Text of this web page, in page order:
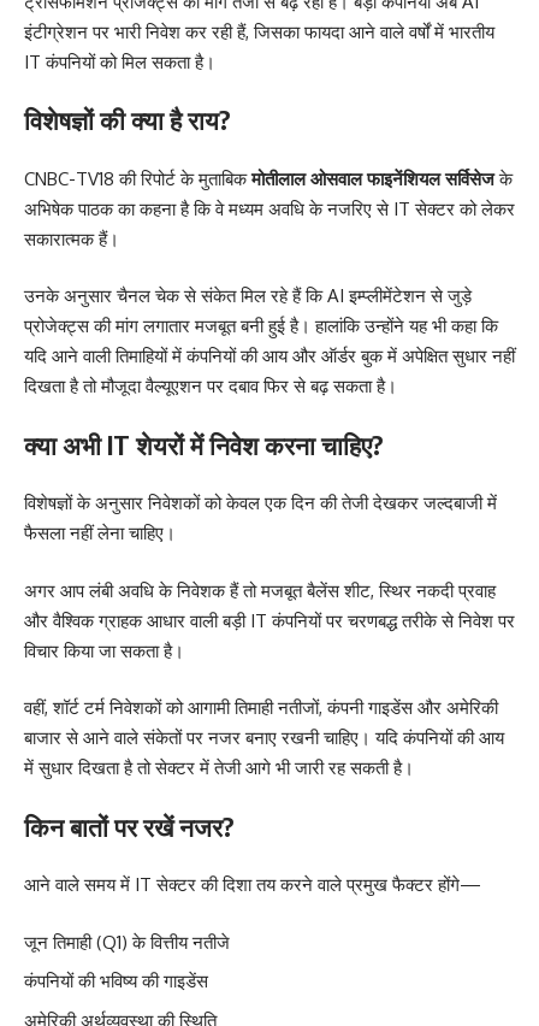
इंटीग्रेशन पर भारी निवेश कर रही हैं, जिसका फायदा आने वाले वर्षों में भारतीय
IT कंपनियों को मिल सकता है।
विशेषज्ञों की क्या है राय?
CNBC-TV18 की रिपोर्ट के मुताबिकमोतीलाल ओसवाल फाइनेंशियल सर्विसेजके
अभिषेक पाठक का कहना है कि वे मध्यम अवधि के नजरिए से IT सेक्टर को लेकर
सकारात्मक हैं।
उनके अनुसार चैनल चेक से संकेत मिल रहे हैं कि AI इम्प्लीमेंटेशन से जुड़े
प्रोजेक्ट्स की मांग लगातार मजबूत बनी हुई है। हालांकि उन्होंने यह भी कहा कि
यदि आने वाली तिमाहियों में कंपनियों की आय और ऑर्डर बुक में अपेक्षित सुधार नहीं
दिखता है तो मौजूदा वैल्यूएशन पर दबाव फिर से बढ़ सकता है।
क्या अभी IT शेयरों में निवेश करना चाहिए?
विशेषज्ञों के अनुसार निवेशकों को केवल एक दिन की तेजी देखकर जल्दबाजी में
फैसला नहीं लेना चाहिए।
अगर आप लंबी अवधि के निवेशक हैं तो मजबूत बैलेंस शीट, स्थिर नकदी प्रवाह
और वैश्विक ग्राहक आधार वाली बड़ी IT कंपनियों पर चरणबद्ध तरीके से निवेश पर
विचार किया जा सकता है।
वहीं, शॉर्ट टर्म निवेशकों को आगामी तिमाही नतीजों, कंपनी गाइडेंस और अमेरिकी
बाजार से आने वाले संकेतों पर नजर बनाए रखनी चाहिए। यदि कंपनियों की आय
में सुधार दिखता है तो सेक्टर में तेजी आगे भी जारी रह सकती है।
किन बातों पर रखें नजर?
आने वाले समय में IT सेक्टर की दिशा तय करने वाले प्रमुख फैक्टर होंगे—
जून तिमाही (Q1) के वित्तीय नतीजे
कंपनियों की भविष्य की गाइडेंस
अमेरिकी अर्थव्यवस्था की स्थिति